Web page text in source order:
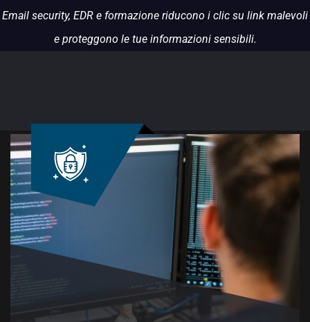
Email security, EDR e formazione riducono i clic su link malevoli
e proteggono le tue informazioni sensibili.